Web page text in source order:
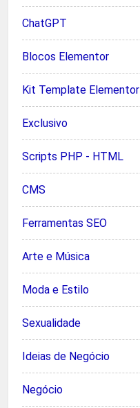
ChatGPT
Blocos Elementor
Kit Template Elementor
Exclusivo
Scripts PHP - HTML
CMS
Ferramentas SEO
Arte e Música
Moda e Estilo
Sexualidade
Ideias de Negócio
Negócio